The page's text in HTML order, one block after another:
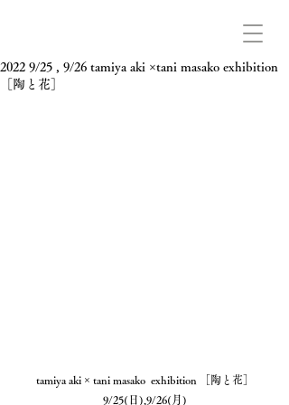
2022 9/25 , 9/26 tamiya aki ×tani masako exhibition
［陶と花］
tamiya aki × tani masako  exhibition ［陶と花］
9/25(日),9/26(月)